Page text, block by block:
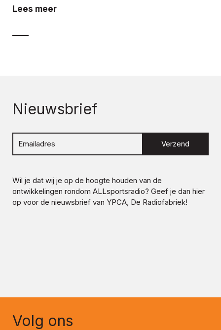
Lees meer
Nieuwsbrief
Verzend
Wil je dat wij je op de hoogte houden van de
ontwikkelingen rondom ALLsportsradio? Geef je dan hier
op voor de nieuwsbrief van YPCA, De Radiofabriek!
Volg ons